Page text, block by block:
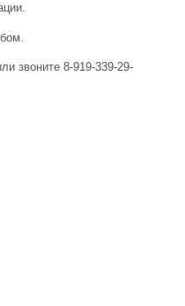
звоните 8-919-339-29-